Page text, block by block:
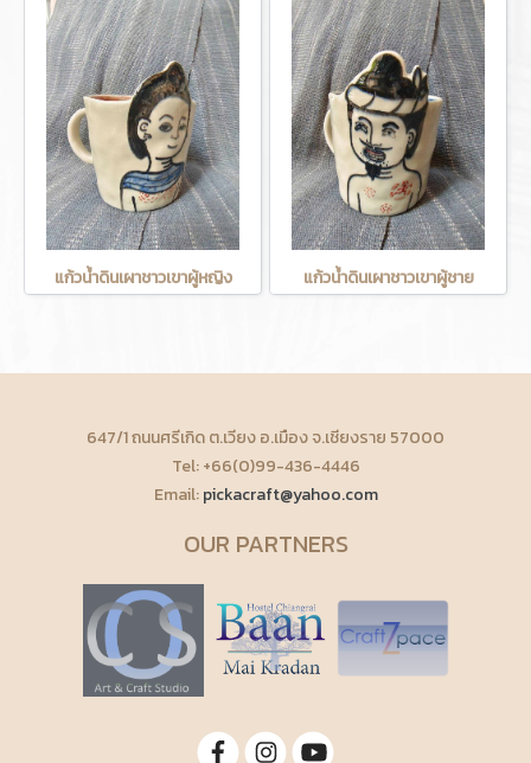
แก้วน้ำดินเผาชาวเขาผู้หญิง แก้วน้ำดินเผาชาวเขาผู้ชาย
647/1 ถนนศรีเกิด ต.เวียง อ.เมือง จ.เชียงราย 57000
Tel: +66(0)99-436-4446
Email:pickacraft@yahoo.com
OUR PARTNERS